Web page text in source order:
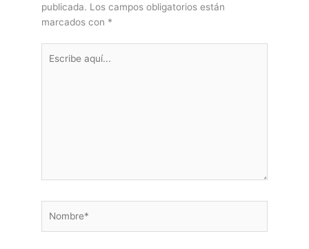
publicada. Los campos obligatorios están
marcados con *
aquí...